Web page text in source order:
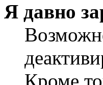
Я давно